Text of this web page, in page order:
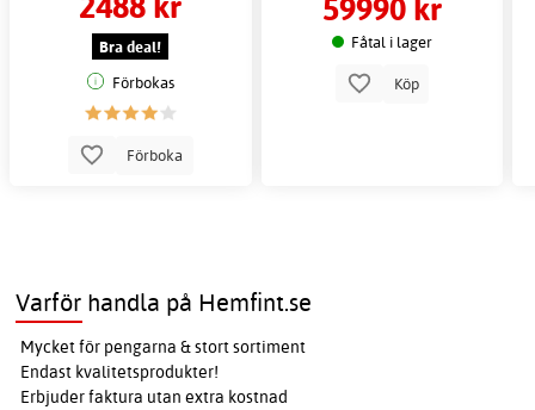
Bra deal!
Förbokas
Förboka
Fåtal i lager
Köp
Varför handla på Hemfint.se
Mycket för pengarna & stort sortiment
Endast kvalitetsprodukter!
Erbjuder faktura utan extra kostnad